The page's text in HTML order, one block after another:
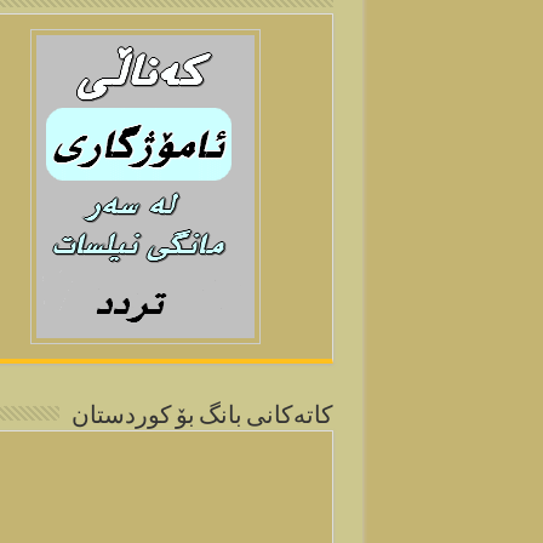
كاتەكانی بانگ بۆ كوردستان